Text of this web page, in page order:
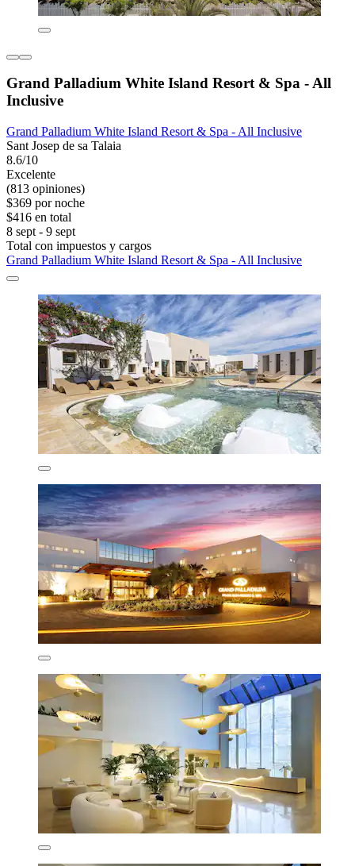
Grand Palladium White Island Resort & Spa - All
Inclusive
Grand Palladium White Island Resort & Spa - All Inclusive
Sant Josep de sa Talaia
8.6/10
Excelente
(813 opiniones)
$369 por noche
$416 en total
8 sept - 9 sept
Total con impuestos y cargos
Grand Palladium White Island Resort & Spa - All Inclusive